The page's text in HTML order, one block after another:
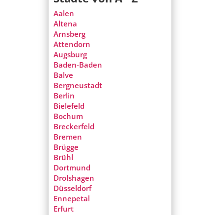
Aalen
Altena
Arnsberg
Attendorn
Augsburg
Baden-Baden
Balve
Bergneustadt
Berlin
Bielefeld
Bochum
Breckerfeld
Bremen
Brügge
Brühl
Dortmund
Drolshagen
Düsseldorf
Ennepetal
Erfurt